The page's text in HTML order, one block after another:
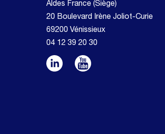
Aldes France (Siège)
20 Boulevard Irène Joliot-Curie
69200 Vénissieux
04 12 39 20 30